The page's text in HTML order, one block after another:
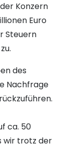
Konzern
Euro
Steuern
des
Nachfrage
ca. 50
wir trotz der